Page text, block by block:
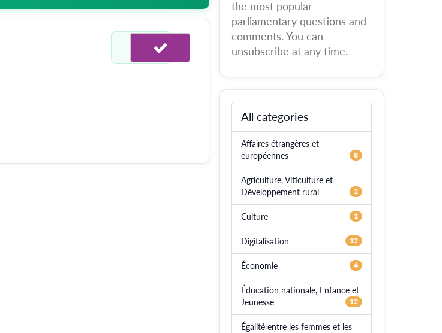
the most popular
parliamentary questions and
comments. You can
unsubscribe at any time.
All categories
Affaires étrangères et
européennes
8
Agriculture, Viticulture et
Développement rural
2
Culture 1
Digitalisation 12
Économie 4
Éducation nationale, Enfance et
Jeunesse
12
Égalité entre les femmes et les